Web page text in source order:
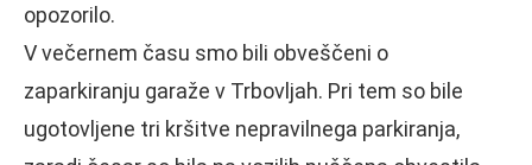
opozorilo.
V večernem času smo bili obveščeni o
zaparkiranju garaže v Trbovljah. Pri tem so bile
ugotovljene tri kršitve nepravilnega parkiranja,